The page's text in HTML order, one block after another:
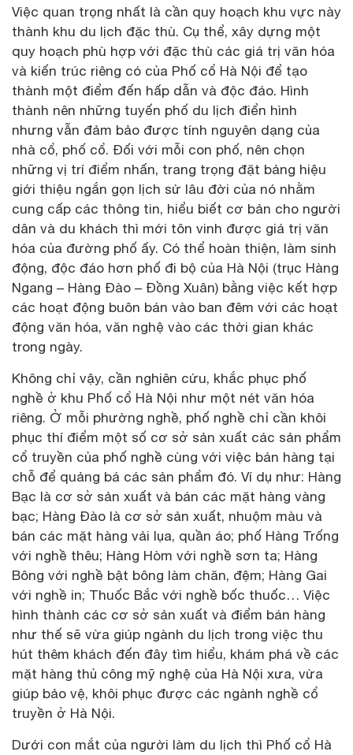
Việc quan trọng nhất là cần quy hoạch khu vực này
thành khu du lịch đặc thù. Cụ thể, xây dựng một
quy hoạch phù hợp với đặc thù các giá trị văn hóa
và kiến trúc riêng có của Phố cổ Hà Nội để tạo
thành một điểm đến hấp dẫn và độc đáo. Hình
thành nên những tuyến phố du lịch điển hình
nhưng vẫn đảm bảo được tính nguyên dạng của
nhà cổ, phố cổ. Đối với mỗi con phố, nên chọn
những vị trí điểm nhấn, trang trọng đặt bảng hiệu
giới thiệu ngắn gọn lịch sử lâu đời của nó nhằm
cung cấp các thông tin, hiểu biết cơ bản cho người
dân và du khách thì mới tôn vinh được giá trị văn
hóa của đường phố ấy. Có thể hoàn thiện, làm sinh
động, độc đáo hơn phố đi bộ của Hà Nội (trục Hàng
Ngang – Hàng Đào – Đồng Xuân) bằng việc kết hợp
các hoạt động buôn bán vào ban đêm với các hoạt
động văn hóa, văn nghệ vào các thời gian khác
trong ngày.
Không chỉ vậy, cần nghiên cứu, khắc phục phố
nghề ở khu Phố cổ Hà Nội như một nét văn hóa
riêng. Ở mỗi phường nghề, phố nghề chỉ cần khôi
phục thí điểm một số cơ sở sản xuất các sản phẩm
cổ truyền của phố nghề cùng với việc bán hàng tại
chỗ để quảng bá các sản phẩm đó. Ví dụ như: Hàng
Bạc là cơ sở sản xuất và bán các mặt hàng vàng
bạc; Hàng Đào là cơ sở sản xuất, nhuộm màu và
bán các mặt hàng vải lụa, quần áo; phố Hàng Trống
với nghề thêu; Hàng Hòm với nghề sơn ta; Hàng
Bông với nghề bật bông làm chăn, đệm; Hàng Gai
với nghề in; Thuốc Bắc với nghề bốc thuốc… Việc
hình thành các cơ sở sản xuất và điểm bán hàng
như thế sẽ vừa giúp ngành du lịch trong việc thu
hút thêm khách đến đây tìm hiểu, khám phá về các
mặt hàng thủ công mỹ nghệ của Hà Nội xưa, vừa
giúp bảo vệ, khôi phục được các ngành nghề cổ
truyền ở Hà Nội.
Dưới con mắt của người làm du lịch thì Phố cổ Hà